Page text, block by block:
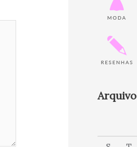
Arquivo